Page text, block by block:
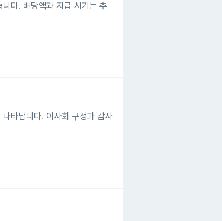
다. 배당액과 지급 시기는 추
타납니다. 이사회 구성과 감사